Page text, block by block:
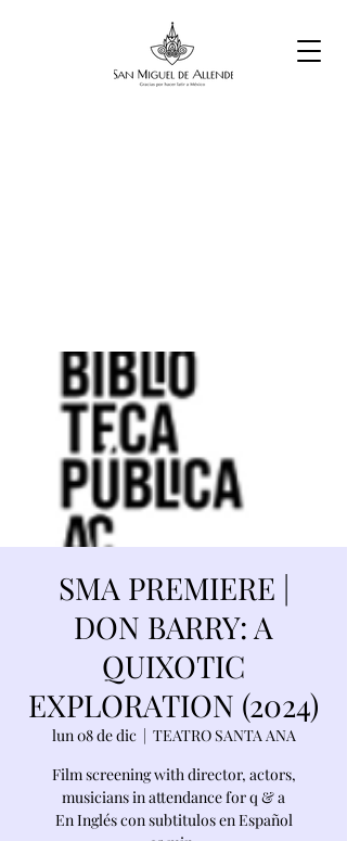
SMA PREMIERE |
DON BARRY: A
QUIXOTIC
EXPLORATION (2024)
lun 08 de dic
  |
TEATRO SANTA ANA
Film screening with director, actors,
musicians in attendance for q & a
En Inglés con subtitulos en Español